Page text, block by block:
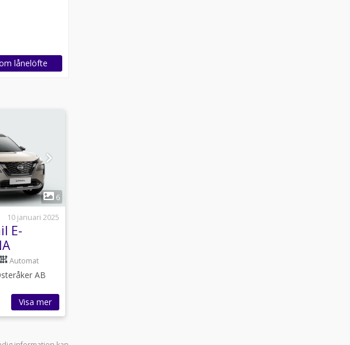
lånelöfte
6
10 januari 2025
E-
INK
Automat
AB
Visa mer